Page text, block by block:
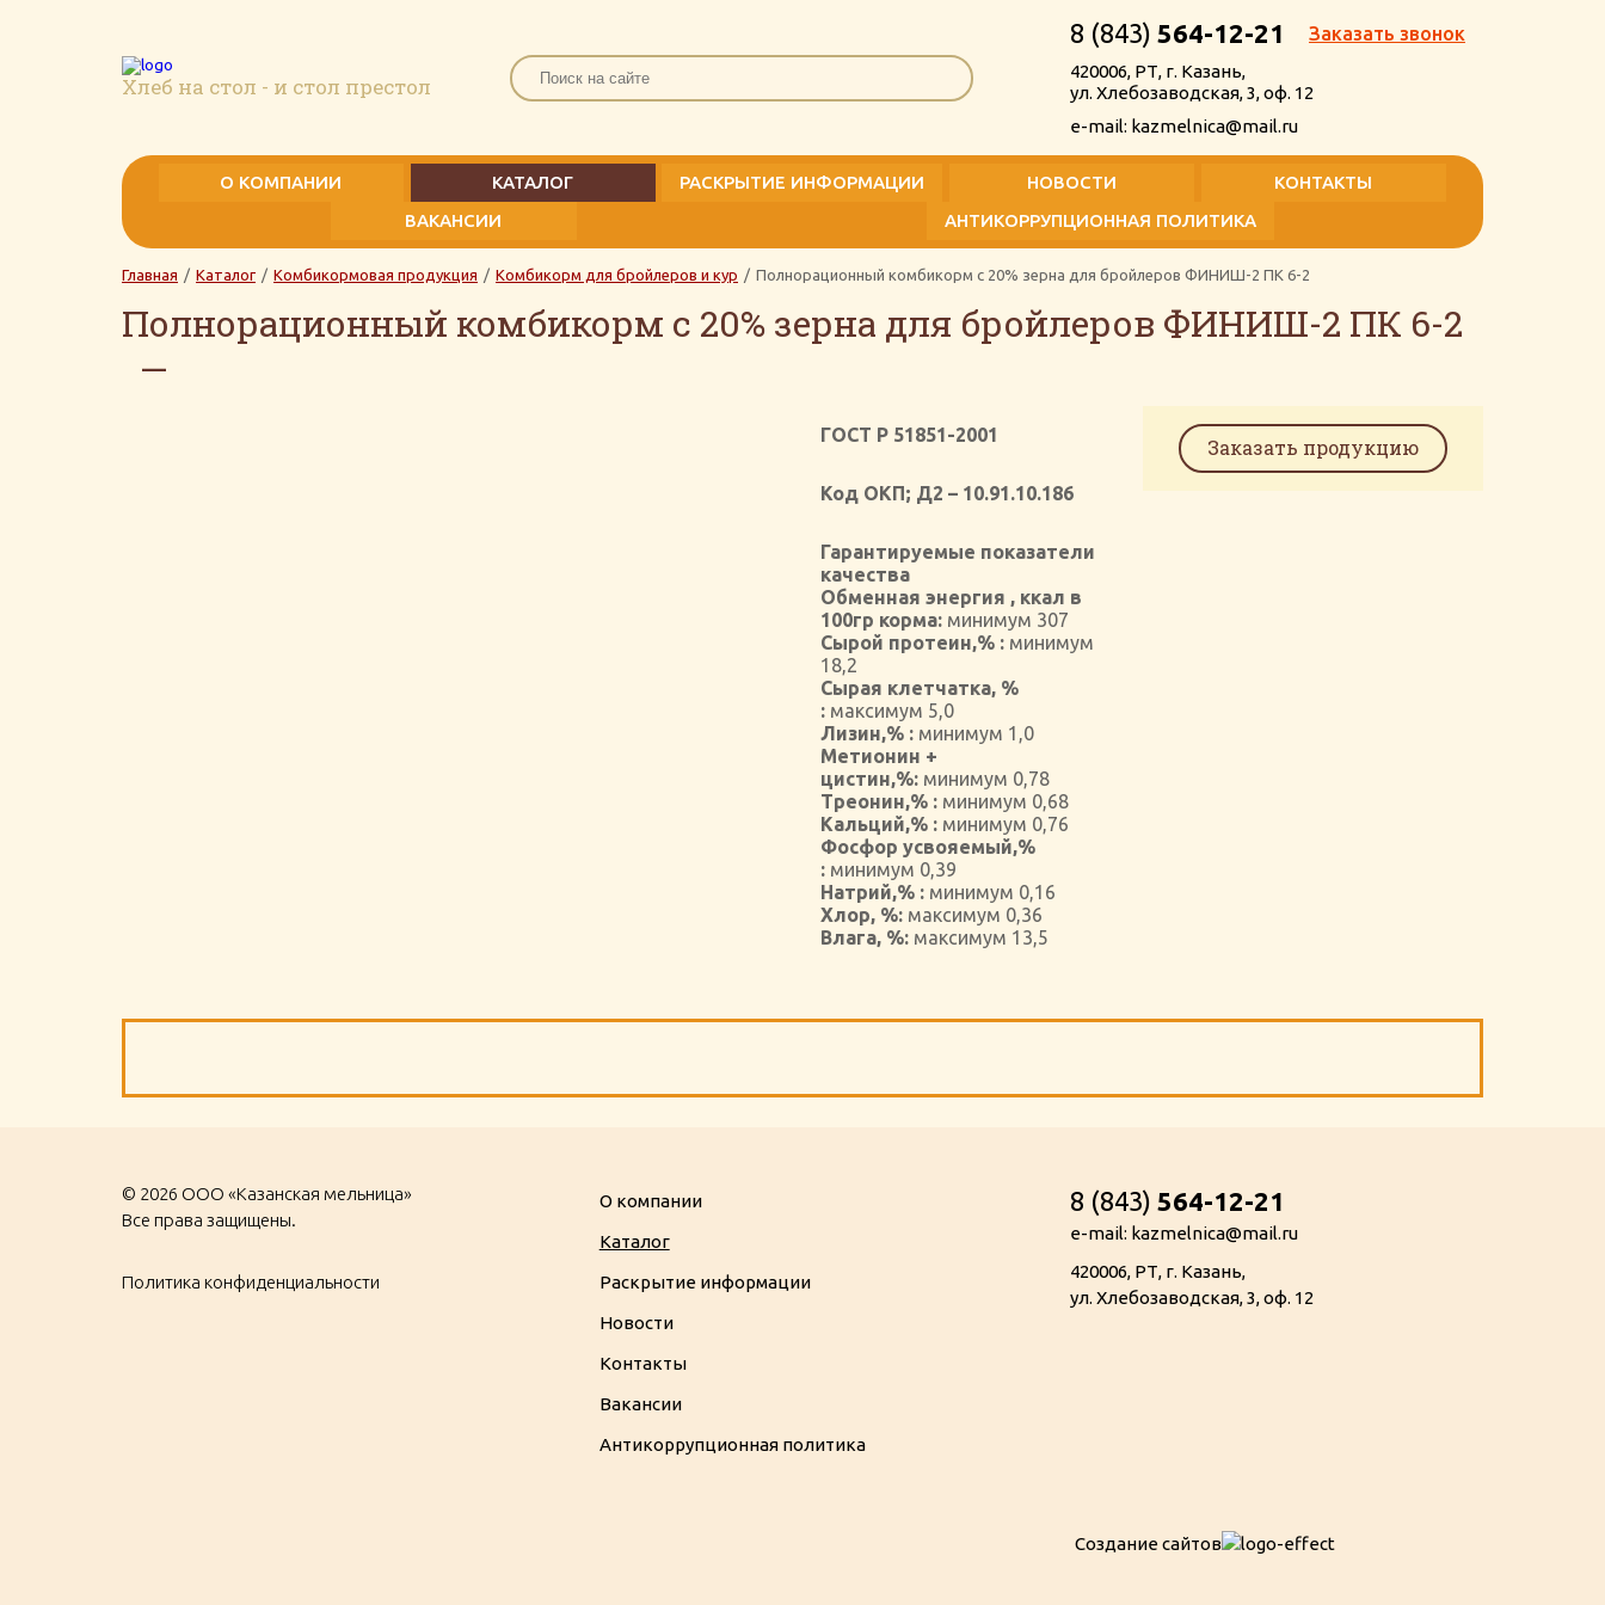
Хлеб на стол - и стол престол
8 (843)564-12-21 Заказать звонок
420006, РТ, г. Казань,
ул. Хлебозаводская, 3, оф. 12
e-mail: kazmelnica@mail.ru
О КОМПАНИИ
История
Руководство
Сертификаты
КАТАЛОГ
Мукомольная продукция
Комбикормовая продукция
РАСКРЫТИЕ ИНФОРМАЦИИ НОВОСТИ
КОНТАКТЫ
ВАКАНСИИ
АНТИКОРРУПЦИОННАЯ ПОЛИТИКА
Стандарт общества
Главная / Каталог / Комбикормовая продукция / Комбикорм для бройлеров и кур / Полнорационный комбикорм с 20% зерна для бройлеров ФИНИШ-2 ПК 6-2
Полнорационный комбикорм с 20% зерна для бройлеров ФИНИШ-2 ПК 6-2
ГОСТ Р 51851-2001
Код ОКП; Д2 – 10.91.10.186
Гарантируемые показатели
качества
Обменная энергия , ккал в
100гр корма: минимум 307
Сырой протеин,% : минимум
18,2
Сырая клетчатка, %
: максимум 5,0
Лизин,% : минимум 1,0
Метионин +
цистин,%: минимум 0,78
Треонин,% : минимум 0,68
Кальций,% : минимум 0,76
Фосфор усвояемый,%
: минимум 0,39
Натрий,% : минимум 0,16
Хлор, %: максимум 0,36
Влага, %: максимум 13,5
Заказать продукцию
© 2026 ООО «Казанская мельница»
Все права защищены.
Политика конфиденциальности
О компании
Каталог
Раскрытие информации
Новости
Контакты
Вакансии
Антикоррупционная политика
8 (843)564-12-21
e-mail: kazmelnica@mail.ru
420006, РТ, г. Казань,
ул. Хлебозаводская, 3, оф. 12
Создание сайтов